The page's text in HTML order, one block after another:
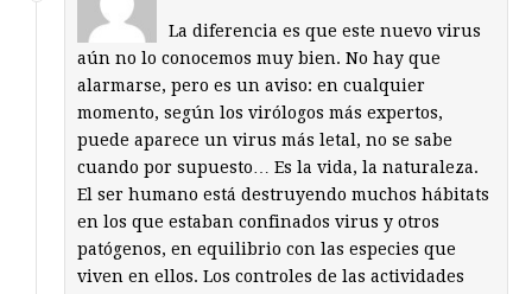
La diferencia es que este nuevo virus
aún no lo conocemos muy bien. No hay que
alarmarse, pero es un aviso: en cualquier
momento, según los virólogos más expertos,
puede aparece un virus más letal, no se sabe
cuando por supuesto… Es la vida, la naturaleza.
El ser humano está destruyendo muchos hábitats
en los que estaban confinados virus y otros
patógenos, en equilibrio con las especies que
viven en ellos. Los controles de las actividades